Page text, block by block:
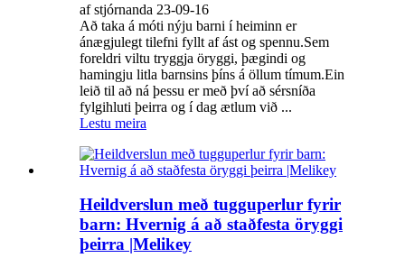
af stjórnanda 23-09-16
Að taka á móti nýju barni í heiminn er
ánægjulegt tilefni fyllt af ást og spennu.Sem
foreldri viltu tryggja öryggi, þægindi og
hamingju litla barnsins þíns á öllum tímum.Ein
leið til að ná þessu er með því að sérsníða
fylgihluti þeirra og í dag ætlum við ...
Lestu meira
Heildverslun með tugguperlur fyrir
barn: Hvernig á að staðfesta öryggi
þeirra |Melikey